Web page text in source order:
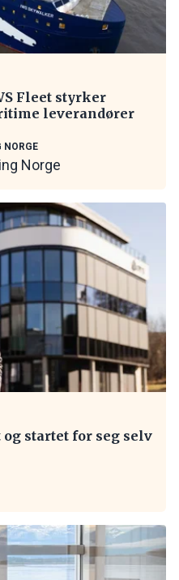
Fleet styrker
leverandører
NORGE
Norge
og startet for seg selv